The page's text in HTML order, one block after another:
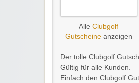
AlleClubgolf
Gutscheineanzeigen
Der tolle Clubgolf
Gültig für alle Kunden.
Einfach den Clubgolf